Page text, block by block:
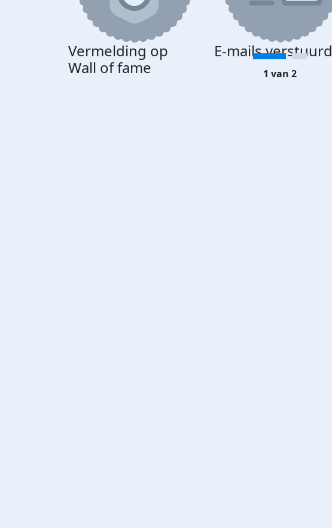
Vermelding op
Wall of fame
E-mails verstuurd
1 van 2